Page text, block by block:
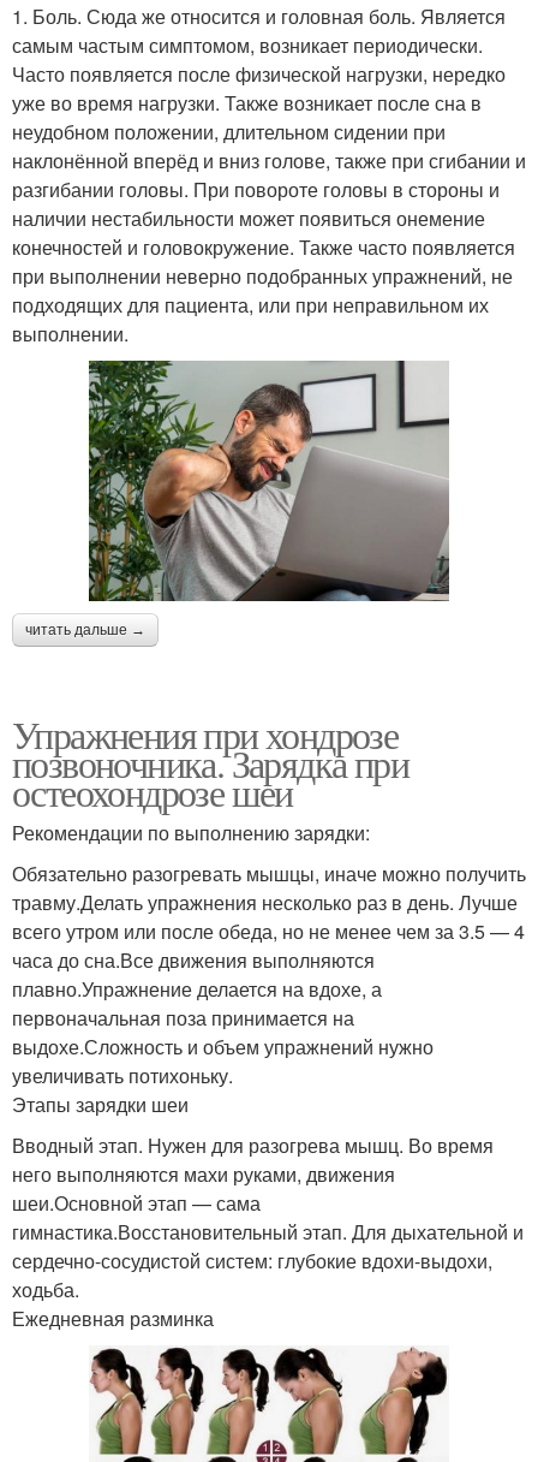
1. Боль. Сюда же относится и головная боль. Является
самым частым симптомом, возникает периодически.
Часто появляется после физической нагрузки, нередко
уже во время нагрузки. Также возникает после сна в
неудобном положении, длительном сидении при
наклонённой вперёд и вниз голове, также при сгибании и
разгибании головы. При повороте головы в стороны и
наличии нестабильности может появиться онемение
конечностей и головокружение. Также часто появляется
при выполнении неверно подобранных упражнений, не
подходящих для пациента, или при неправильном их
выполнении.
читать дальше →
Упражнения при хондрозе
позвоночника. Зарядка при
остеохондрозе шеи
Рекомендации по выполнению зарядки:
Обязательно разогревать мышцы, иначе можно получить
травму.Делать упражнения несколько раз в день. Лучше
всего утром или после обеда, но не менее чем за 3.5 — 4
часа до сна.Все движения выполняются
плавно.Упражнение делается на вдохе, а
первоначальная поза принимается на
выдохе.Сложность и объем упражнений нужно
увеличивать потихоньку.
Этапы зарядки шеи
Вводный этап. Нужен для разогрева мышц. Во время
него выполняются махи руками, движения
шеи.Основной этап — сама
гимнастика.Восстановительный этап. Для дыхательной и
сердечно-сосудистой систем: глубокие вдохи-выдохи,
ходьба.
Ежедневная разминка